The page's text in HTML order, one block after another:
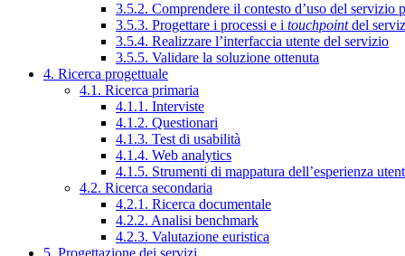
3.5.2. Comprendere il contesto d’uso del servizio
3.5.3. Progettare i processi e i touchpointdel
3.5.4. Realizzare l’interfaccia utente del servizio
3.5.5. Validare la soluzione ottenuta
4. Ricerca progettuale
4.1. Ricerca primaria
4.1.1. Interviste
4.1.2. Questionari
4.1.3. Test di usabilità
4.1.4. Web analytics
4.1.5. Strumenti di mappatura dell’esperienza
4.2. Ricerca secondaria
4.2.1. Ricerca documentale
4.2.2. Analisi benchmark
4.2.3. Valutazione euristica
5. Progettazione dei servizi